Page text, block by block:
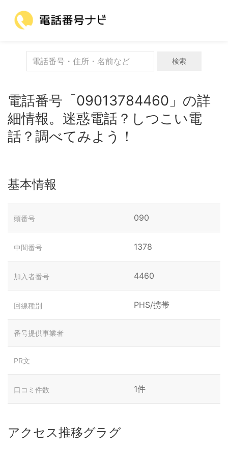
検索
電話番号「09013784460」の詳
細情報。迷惑電話？しつこい電
話？調べてみよう！
基本情報
頭番号 090
中間番号 1378
加入者番号 4460
回線種別 PHS/携帯
番号提供事業者
PR文
口コミ件数 1件
アクセス推移グラグ